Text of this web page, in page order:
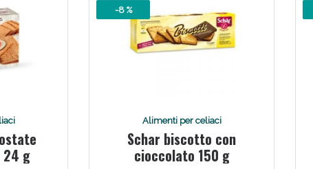
24 g
-8 %
Alimenti per celiaci
Schar biscotto con
cioccolato 150 g